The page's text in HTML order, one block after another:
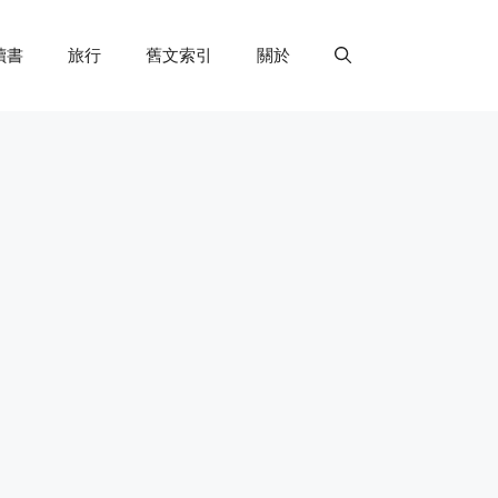
書 旅行 舊文索引 關於